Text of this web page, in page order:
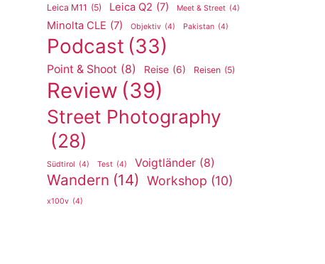
Leica M11 (5) Leica Q2 (7) Meet & Street (4)
Minolta CLE (7) Objektiv (4) Pakistan (4)
Podcast (33)
Point & Shoot (8) Reise (6) Reisen (5)
Review (39)
Street Photography
(28)
Südtirol (4) Test (4) Voigtländer (8)
Wandern (14) Workshop (10)
x100v (4)